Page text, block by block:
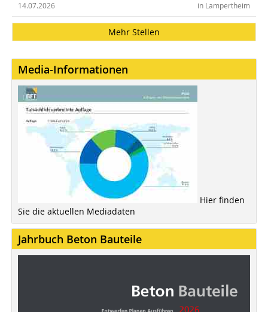
in Lampertheim
14.07.2026
Mehr Stellen
Media-Informationen
Hier finden
Sie die aktuellen Mediadaten
Jahrbuch Beton Bauteile